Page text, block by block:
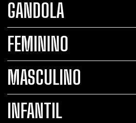
GANDOLA
FEMININO
MASCULINO
INFANTIL